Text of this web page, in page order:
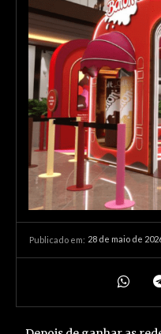
Publicado em: 28 de maio de